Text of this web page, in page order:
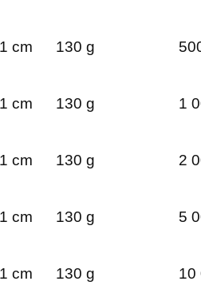
cm 130 g
cm 130 g 1
cm 130 g 2
cm 130 g 5
cm 130 g 10